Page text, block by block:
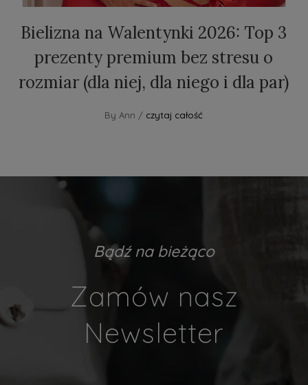
Bielizna na Walentynki 2026: Top 3
prezenty premium bez stresu o
rozmiar (dla niej, dla niego i dla par)
By Ann / czytaj całość
Bądź na bieżąco
Zamów nasz
Newsletter